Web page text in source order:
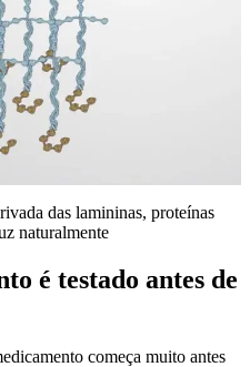
das lamininas, proteínas
naturalmente
é testado antes de
começa muito antes